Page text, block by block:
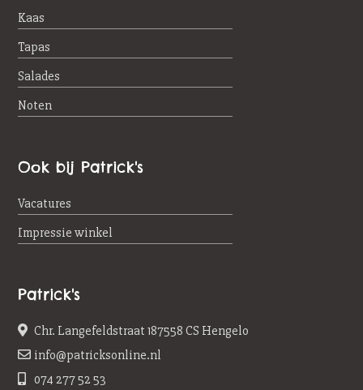
Kaas
Tapas
Salades
Noten
Ook bij Patrick's
Vacatures
Impressie winkel
Patrick's
Chr. Langefeldstraat 187558 CS Hengelo
info@patricksonline.nl
074 277 52 53